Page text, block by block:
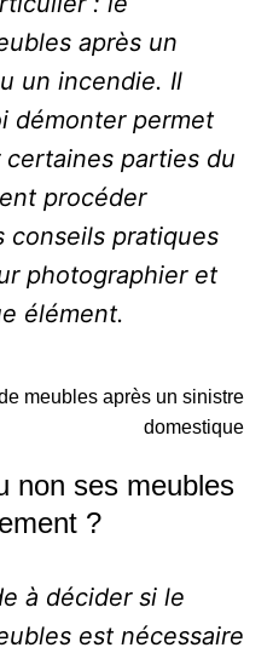
après un
un incendie. Il
démonter permet
parties du
procéder
conseils pratiques
photographier et
élément.
meubles après un sinistre
domestique
non ses meubles
?
à décider si le
est nécessaire